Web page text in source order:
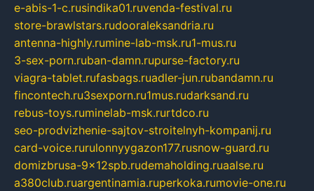
e-abis-1-c.rusindika01.ruvenda-festival.ru
store-brawlstars.rudooraleksandria.ru
antenna-highly.rumine-lab-msk.ru1-mus.ru
3-sex-porn.ruban-damn.rupurse-factory.ru
viagra-tablet.rufasbags.ruadler-jun.rubandamn.ru
fincontech.ru3sexporn.ru1mus.rudarksand.ru
rebus-toys.ruminelab-msk.rurtdco.ru
seo-prodvizhenie-sajtov-stroitelnyh-kompanij.ru
card-voice.rurulonnyygazon177.rusnow-guard.ru
domizbrusa-9x12spb.rudemaholding.ruaalse.ru
a380club.ruargentinamia.ruperkoka.rumovie-one.ru